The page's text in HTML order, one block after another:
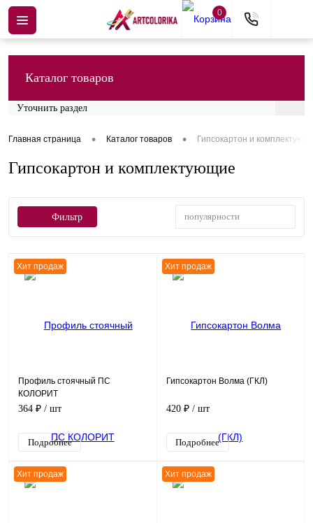
Каталог товаров
Уточнить раздел
Главная страница • Каталог товаров • Гипсокартон и
Гипсокартон и комплектующие
Фильтр популярности
Хит продаж
Профиль стоячный ПС
КОЛОРИТ
364 ₽ / шт
Подробнее
Хит продаж
Гипсокартон Волма (ГКЛ)
420 ₽ / шт
Подробнее
Хит продаж Хит продаж
0